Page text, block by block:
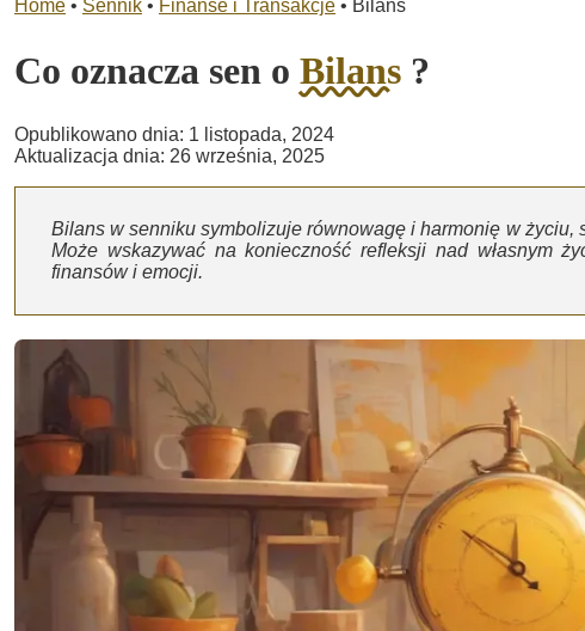
Home • Sennik • Finanse i Transakcje • Bilans
Co oznacza sen o Bilans ?
Opublikowano dnia: 1 listopada, 2024
Aktualizacja dnia: 26 września, 2025
Bilans w senniku symbolizuje równowagę i harmonię w
Może wskazywać na konieczność refleksji nad własnym
finansów i emocji.